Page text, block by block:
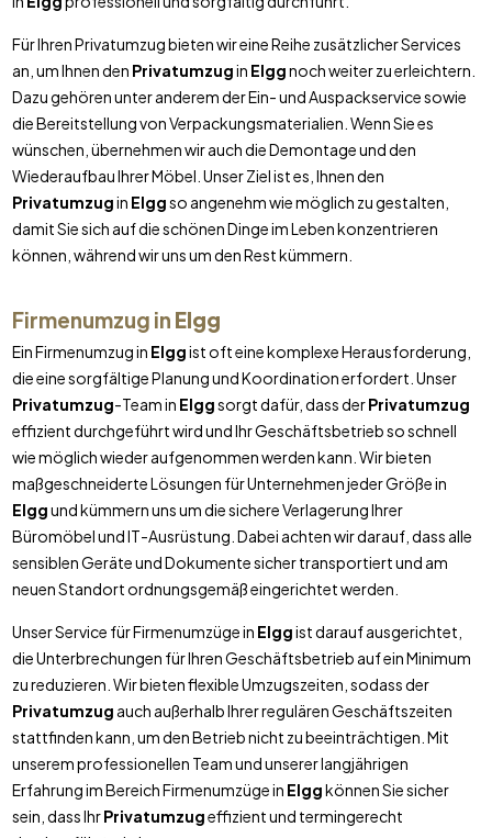
Für Ihren Privatumzug bieten wir eine Reihe zusätzlicher Services
an, um Ihnen den Privatumzugin Elggnoch weiter zu erleichtern.
Dazu gehören unter anderem der Ein- und Auspackservice sowie
die Bereitstellung von Verpackungsmaterialien. Wenn Sie es
wünschen, übernehmen wir auch die Demontage und den
Wiederaufbau Ihrer Möbel. Unser Ziel ist es, Ihnen den
Privatumzugin Elggso angenehm wie möglich zu gestalten,
damit Sie sich auf die schönen Dinge im Leben konzentrieren
können, während wir uns um den Rest kümmern.
Firmenumzug in Elgg
Ein Firmenumzug in Elggist oft eine komplexe Herausforderung,
die eine sorgfältige Planung und Koordination erfordert. Unser
Privatumzug-Team in Elggsorgt dafür, dass derPrivatumzug
effizient durchgeführt wird und Ihr Geschäftsbetrieb so schnell
wie möglich wieder aufgenommen werden kann. Wir bieten
maßgeschneiderte Lösungen für Unternehmen jeder Größe in
Elggund kümmern uns um die sichere Verlagerung Ihrer
Büromöbel und IT-Ausrüstung. Dabei achten wir darauf, dass alle
sensiblen Geräte und Dokumente sicher transportiert und am
neuen Standort ordnungsgemäß eingerichtet werden.
Unser Service für Firmenumzüge in Elggist darauf ausgerichtet,
die Unterbrechungen für Ihren Geschäftsbetrieb auf ein Minimum
zu reduzieren. Wir bieten flexible Umzugszeiten, sodass der
Privatumzug auch außerhalb Ihrer regulären Geschäftszeiten
stattfinden kann, um den Betrieb nicht zu beeinträchtigen. Mit
unserem professionellen Team und unserer langjährigen
Erfahrung im Bereich Firmenumzüge in Elggkönnen Sie sicher
sein, dass IhrPrivatumzugeffizient und termingerecht